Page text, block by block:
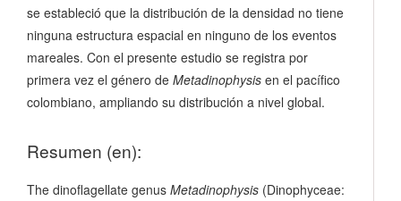
se estableció que la distribución de la densidad no tiene
ninguna estructura espacial en ninguno de los eventos
mareales. Con el presente estudio se registra por
primera vez el género de Metadinophysis en el pacífico
colombiano, ampliando su distribución a nivel global.
Resumen (en):
The dinoflagellate genus Metadinophysis (Dinophyceae: